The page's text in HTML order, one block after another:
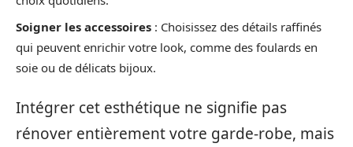
Soigner les accessoires : Choisissez des détails raffinés
qui peuvent enrichir votre look, comme des foulards en
soie ou de délicats bijoux.
Intégrer cet esthétique ne signifie pas
rénover entièrement votre garde-robe, mais